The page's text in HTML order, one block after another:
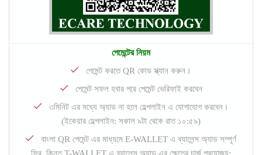
পেমেন্টের নিয়ম
পেমেন্ট করতে QR কোড স্ক্যান করুন।
পেমেন্ট সফল হবার পরে পেমেন্ট ভেরিফাই করবেন
৩মিনিট এর মধ্যে অ্যাড না হলে হেল্পলাইন এ যোগাযোগ করবেন।
(ইকেয়ার হেল্পলাইন: সকাল ৯টা থেকে রাত ১০:৫৯)
বাংলা QR পেমেন্ট এর মাধ্যমে E-WALLET এ ব্যালেন্স অ্যাড সম্পূর্ণ
ফ্রি, কিন্তু T-WALLET এ ব্যালেন্স অ্যাড এর ক্ষেত্রে চার্জ প্রযোজ্য: